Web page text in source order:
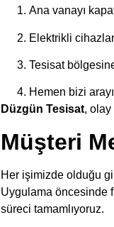
Ana vanayı
Elektrikli
Tesisat
Hemen bizi
Düzgün Tesisat, olay
Müşteri
Her işimizde olduğu
Uygulama öncesinde
süreci tamamlıyoruz.